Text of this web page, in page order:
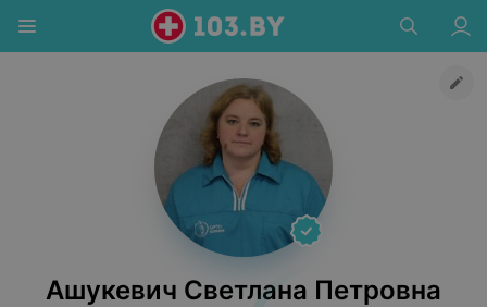
Ашукевич Светлана Петровна